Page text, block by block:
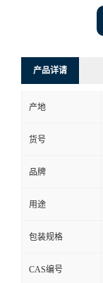
产品详请
产地
货号
品牌
用途
包装规格
CAS编号